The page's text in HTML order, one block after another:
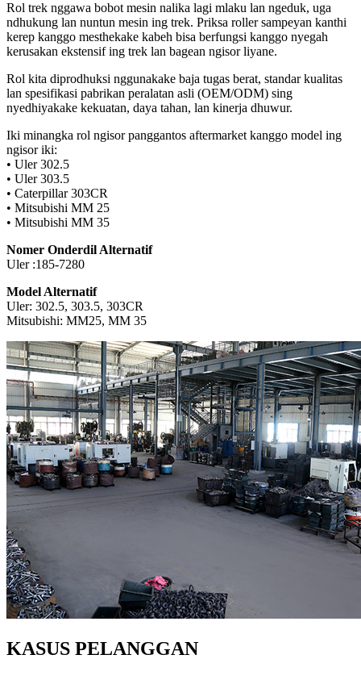
Rol trek nggawa bobot mesin nalika lagi mlaku lan ngeduk, uga
ndhukung lan nuntun mesin ing trek. Priksa roller sampeyan kanthi
kerep kanggo mesthekake kabeh bisa berfungsi kanggo nyegah
kerusakan ekstensif ing trek lan bagean ngisor liyane.
Rol kita diprodhuksi nggunakake baja tugas berat, standar kualitas
lan spesifikasi pabrikan peralatan asli (OEM/ODM) sing
nyedhiyakake kekuatan, daya tahan, lan kinerja dhuwur.
Iki minangka rol ngisor panggantos aftermarket kanggo model ing
ngisor iki:
• Uler 302.5
• Uler 303.5
• Caterpillar 303CR
• Mitsubishi MM 25
• Mitsubishi MM 35
Nomer Onderdil Alternatif
Uler :185-7280
Model Alternatif
Uler: 302.5, 303.5, 303CR
Mitsubishi: MM25, MM 35
KASUS PELANGGAN